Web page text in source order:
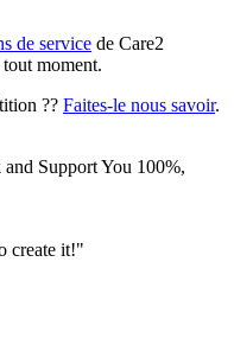
de service de Care2
tout moment.
?? Faites-le nous savoir.
Support You 100%,
create it!"